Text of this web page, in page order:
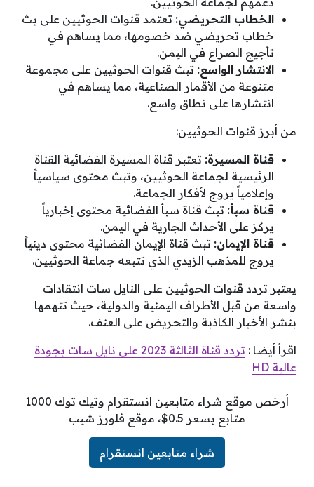
الخطاب التحريضي: تعتمد قنوات الحوثيين على بث
خطاب تحريضي ضد خصومها، مما يساهم في
تأجيج الصراع في اليمن.
الانتشار الواسع: تبث قنوات الحوثيين على مجموعة
متنوعة من الأقمار الصناعية، مما يساهم في
انتشارها على نطاق واسع.
من أبرز قنوات الحوثيين:
قناة المسيرة: تعتبر قناة المسيرة الفضائية القناة
الرئيسية لجماعة الحوثيين، وتبث محتوى سياسياً
وإعلامياً يروج لأفكار الجماعة.
قناة سبأ: تبث قناة سبأ الفضائية محتوى إخبارياً
يركز على الأحداث الجارية في اليمن.
قناة الإيمان: تبث قناة الإيمان الفضائية محتوى دينياً
يروج للمذهب الزيدي الذي تتبعه جماعة الحوثيين.
يعتبر تردد قنوات الحوثيين على النايل سات انتقادات
واسعة من قبل الأطراف اليمنية والدولية، حيث تتهمها
بنشر الأخبار الكاذبة والتحريض على العنف.
اقرأ أيضا :
تردد قناة الثالثة 2023 على نايل سات بجودة
عالية HD
أرخص موقع شراء متابعين انستقرام وتيك توك 1000
متابع بسعر 0.5$، موقع فلورز شيب
شراء متابعين انستقرام